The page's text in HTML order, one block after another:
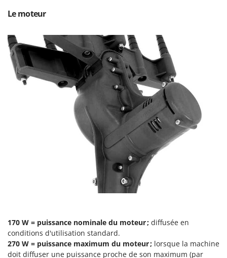
Treuils de débardage
V
Vêtements de Sécurité
Vibroculteurs à tracteur
Lisam
M
M.A.I.BO.
Macom
Macte Ovens
MCH
Michelin
Mille
Le moteur
170 W = puissance nominale du moteur ; diffusée en
conditions d'utilisation standard.
270 W = puissance maximum du moteur ; lorsque la machine
doit diffuser une puissance proche de son maximum (par